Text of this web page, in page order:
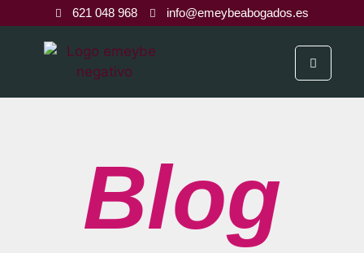
621 048 968 info@emeybeabogados.es
Blog